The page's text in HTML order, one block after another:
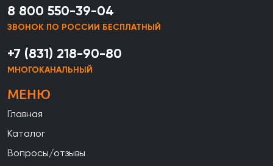
8 800 550-39-04
ЗВОНОК ПО РОССИИ БЕСПЛАТНЫЙ
+7 (831) 218-90-80
МНОГОКАНАЛЬНЫЙ
МЕНЮ
Главная
Каталог
Вопросы/отзывы